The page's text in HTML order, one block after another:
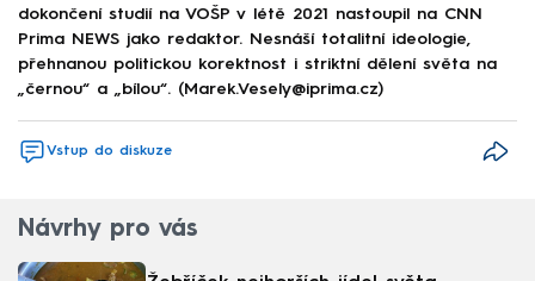
dokončení studií na VOŠP v létě 2021 nastoupil na CNN
Prima NEWS jako redaktor. Nesnáší totalitní ideologie,
přehnanou politickou korektnost i striktní dělení světa na
„černou“ a „bílou“. (Marek.Vesely@iprima.cz)
Vstup do diskuze
Návrhy pro vás